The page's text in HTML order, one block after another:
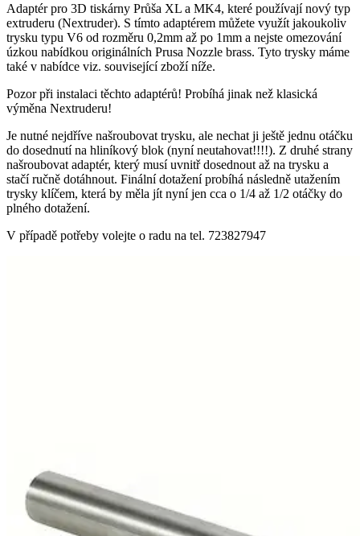
Adaptér pro 3D tiskárny Průša XL a MK4, které používají nový typ
extruderu (Nextruder). S tímto adaptérem můžete využít jakoukoliv
trysku typu V6 od rozměru 0,2mm až po 1mm a nejste omezování
úzkou nabídkou originálních Prusa Nozzle brass. Tyto trysky máme
také v nabídce viz. související zboží níže.
Pozor při instalaci těchto adaptérů! Probíhá jinak než klasická
výměna Nextruderu!
Je nutné nejdříve našroubovat trysku, ale nechat ji ještě jednu otáčku
do dosednutí na hliníkový blok (nyní neutahovat!!!!). Z druhé strany
našroubovat adaptér, který musí uvnitř dosednout až na trysku a
stačí ručně dotáhnout. Finální dotažení probíhá následně utažením
trysky klíčem, která by měla jít nyní jen cca o 1/4 až 1/2 otáčky do
plného dotažení.
V případě potřeby volejte o radu na tel. 723827947